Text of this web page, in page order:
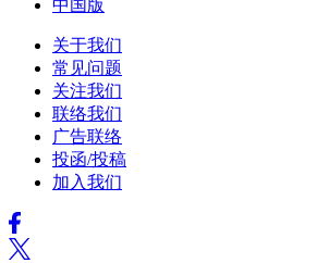
中国版
关于我们
常见问题
关注我们
联络我们
广告联络
投函/投稿
加入我们